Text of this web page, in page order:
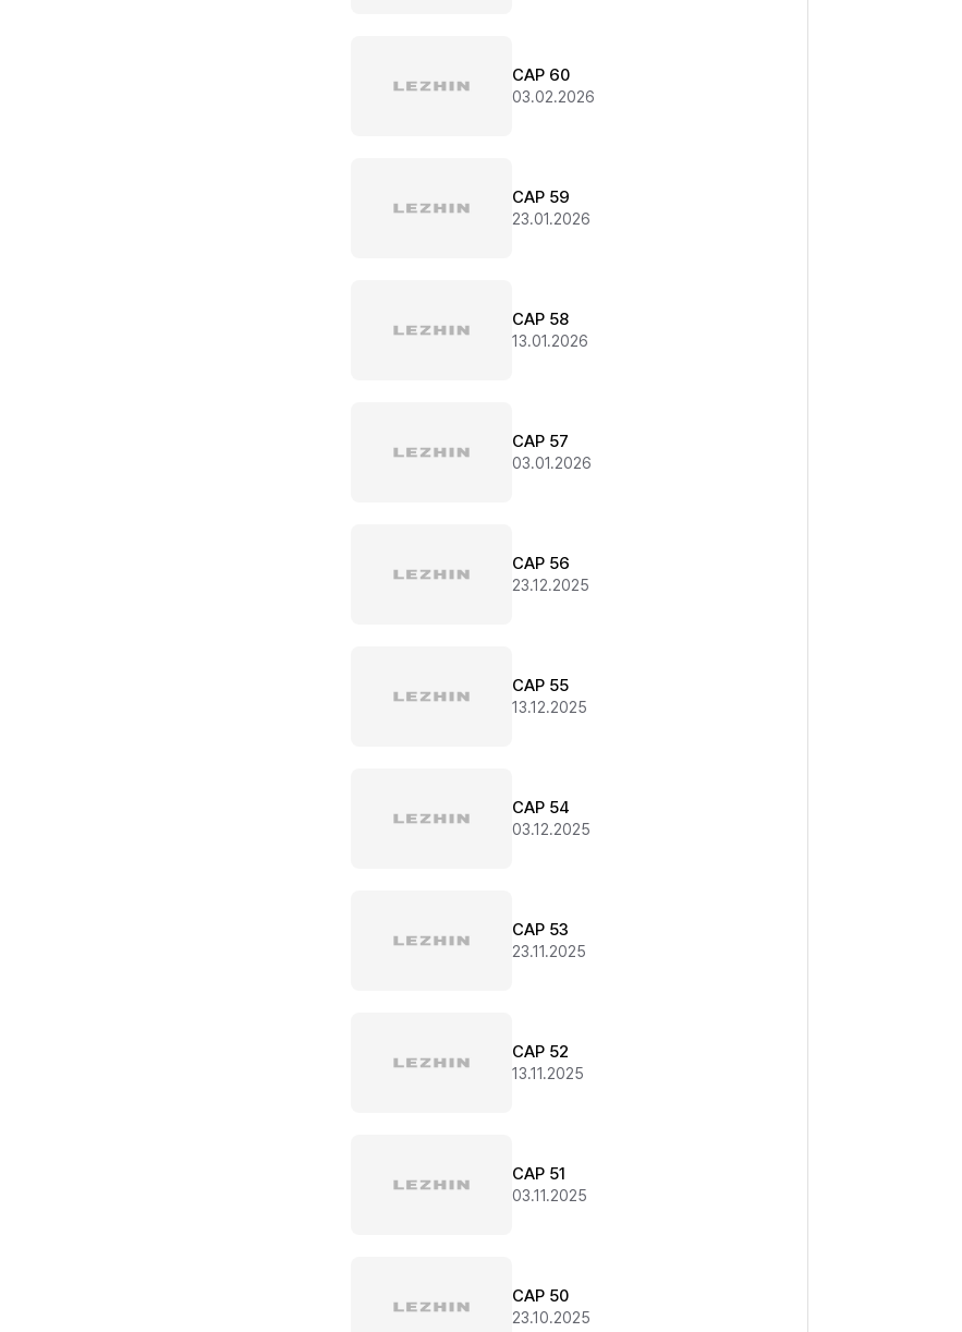
CAP 60
03.02.2026
CAP 59
23.01.2026
CAP 58
13.01.2026
CAP 57
03.01.2026
CAP 56
23.12.2025
CAP 55
13.12.2025
CAP 54
03.12.2025
CAP 53
23.11.2025
CAP 52
13.11.2025
CAP 51
03.11.2025
CAP 50
23.10.2025